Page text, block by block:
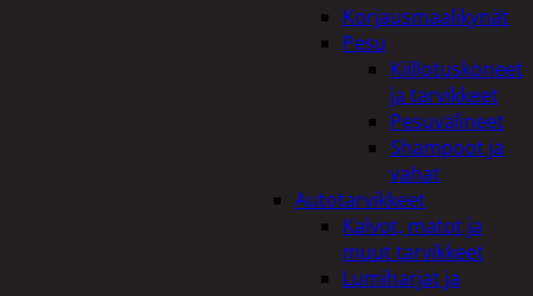
Korjausmaalikynät
Pesu
Kiillotuskoneet
ja tarvikkeet
Pesuvälineet
Shampoot ja
vahat
Autotarvikkeet
Kalvot, matot ja
muut tarvikkeet
Lumiharjat ja